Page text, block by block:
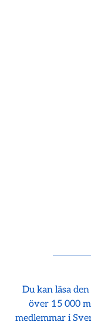
Du kan läsa
över 15 000
medlemmar i